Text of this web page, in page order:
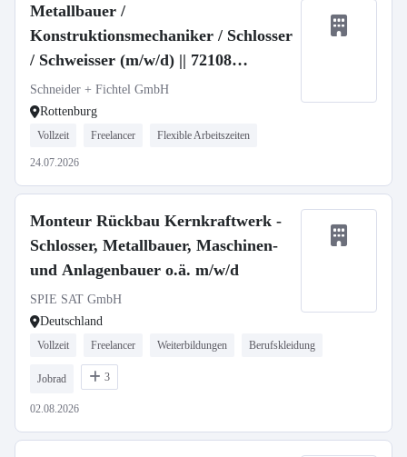
Metallbauer /
Konstruktionsmechaniker / Schlosser
/ Schweisser (m/w/d) || 72108
Rottenburg a. N.
Schneider + Fichtel GmbH
Rottenburg
Vollzeit Freelancer Flexible Arbeitszeiten
24.07.2026
Monteur Rückbau Kernkraftwerk -
Schlosser, Metallbauer, Maschinen-
und Anlagenbauer o.ä. m/w/d
SPIE SAT GmbH
Deutschland
Vollzeit Freelancer Weiterbildungen Berufskleidung
Jobrad 3
02.08.2026